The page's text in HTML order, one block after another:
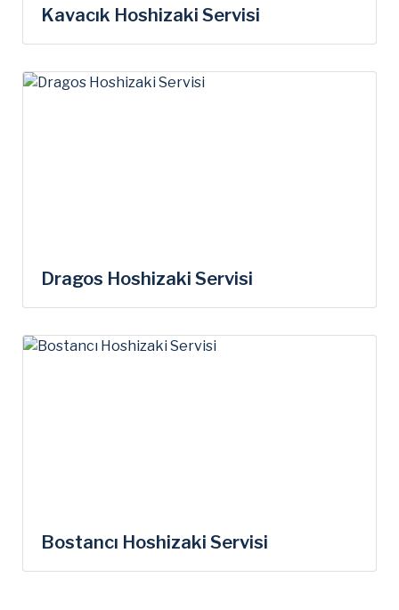
Kavacık Hoshizaki Servisi
Dragos Hoshizaki Servisi
Bostancı Hoshizaki Servisi